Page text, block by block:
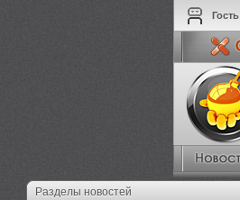
Гость
Разделы новостей